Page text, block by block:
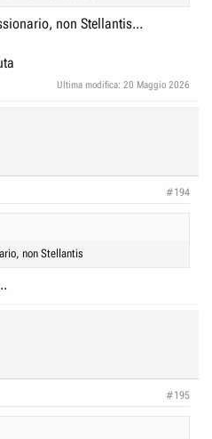
non Stellantis...
Ultima modifica: 20 Maggio 2026
#194
non Stellantis
#195